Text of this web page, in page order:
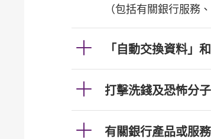
（包括有關銀行服務
「自動交換資料」
打擊洗錢及恐怖分
有關銀行產品或服